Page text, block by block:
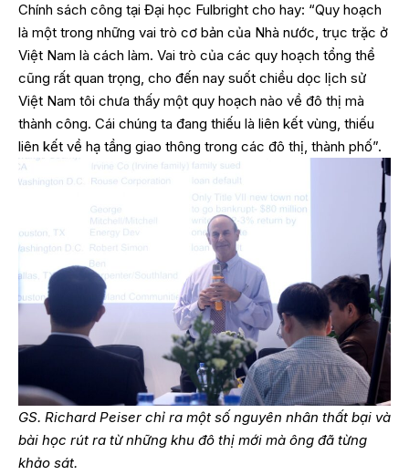
Chính sách công tại Đại học Fulbright cho hay: “Quy hoạch
là một trong những vai trò cơ bản của Nhà nước, trục trặc ở
Việt Nam là cách làm. Vai trò của các quy hoạch tổng thể
cũng rất quan trọng, cho đến nay suốt chiều dọc lịch sử
Việt Nam tôi chưa thấy một quy hoạch nào về đô thị mà
thành công. Cái chúng ta đang thiếu là liên kết vùng, thiếu
liên kết về hạ tầng giao thông trong các đô thị, thành phố”.
GS. Richard Peiser chỉ ra một số nguyên nhân thất bại và
bài học rút ra từ những khu đô thị mới mà ông đã từng
khảo sát.